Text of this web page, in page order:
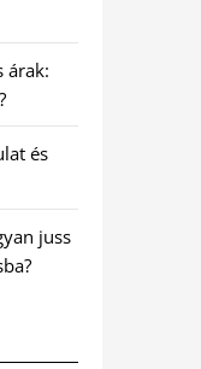
árak:
és
juss